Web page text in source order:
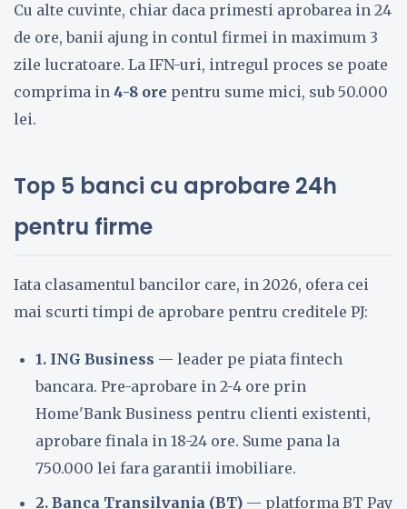
Cu alte cuvinte, chiar daca primesti aprobarea in 24
de ore, banii ajung in contul firmei in maximum 3
zile lucratoare. La IFN-uri, intregul proces se poate
comprima in 4-8 ore pentru sume mici, sub 50.000
lei.
Top 5 banci cu aprobare 24h
pentru firme
Iata clasamentul bancilor care, in 2026, ofera cei
mai scurti timpi de aprobare pentru creditele PJ:
1. ING Business — leader pe piata fintech
bancara. Pre-aprobare in 2-4 ore prin
Home'Bank Business pentru clienti existenti,
aprobare finala in 18-24 ore. Sume pana la
750.000 lei fara garantii imobiliare.
2. Banca Transilvania (BT) — platforma BT Pay